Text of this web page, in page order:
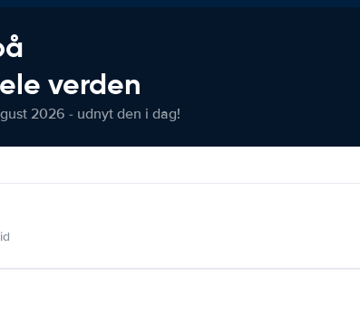
verden
2026 - udnyt den i dag!